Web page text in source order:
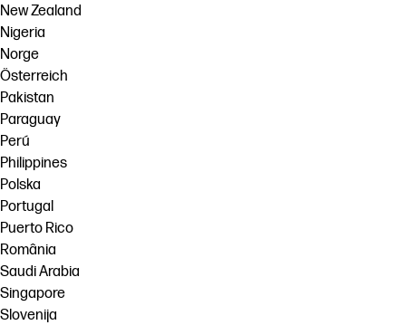
New Zealand
Nigeria
Norge
Österreich
Pakistan
Paraguay
Perú
Philippines
Polska
Portugal
Puerto Rico
România
Saudi Arabia
Singapore
Slovenija